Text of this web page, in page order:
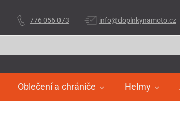
Oblečení a chrániče Helmy
776 056 073 info@doplnkynamoto.cz